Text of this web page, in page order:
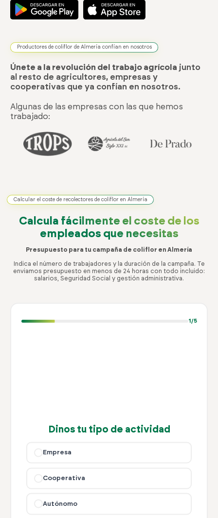
Productores de coliflor de Almería confían en nosotros
Únete a la revolución del trabajo agrícola junto
al resto de agricultores, empresas y
cooperativas que ya confían en nosotros.
Algunas de las empresas con las que hemos
trabajado:
Calcular el coste de recolectores de coliflor en Almería
Calcula fácilmente el coste de los
empleados que necesitas
Presupuesto para tu campaña de coliflor en Almería
Indica el número de trabajadores y la duración de la campaña. Te
enviamos presupuesto en menos de 24 horas con todo incluido:
salarios, Seguridad Social y gestión administrativa.
1 /5
Dinos tu tipo de actividad
Empresa
Cooperativa
Autónomo